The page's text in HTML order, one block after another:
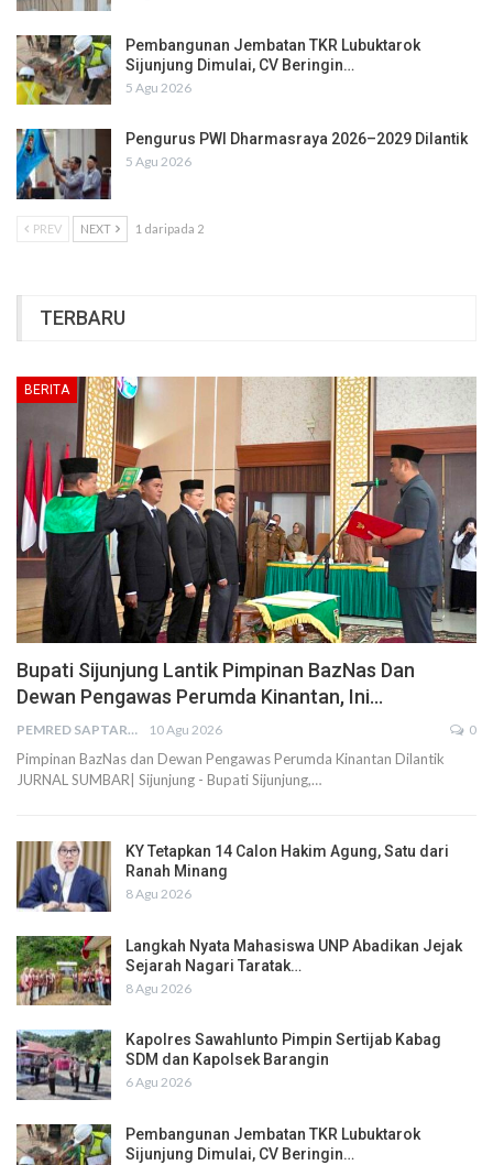
Pembangunan Jembatan TKR Lubuktarok
Sijunjung Dimulai, CV Beringin…
5 Agu 2026
Pengurus PWI Dharmasraya 2026–2029 Dilantik
5 Agu 2026
PREV NEXT 1 daripada 2
TERBARU
BERITA
Bupati Sijunjung Lantik Pimpinan BazNas Dan
Dewan Pengawas Perumda Kinantan, Ini…
PEMRED SAPTARIUS 10 Agu 2026 0
Pimpinan BazNas dan Dewan Pengawas Perumda Kinantan Dilantik
JURNAL SUMBAR| Sijunjung - Bupati Sijunjung,…
KY Tetapkan 14 Calon Hakim Agung, Satu dari
Ranah Minang
8 Agu 2026
Langkah Nyata Mahasiswa UNP Abadikan Jejak
Sejarah Nagari Taratak…
8 Agu 2026
Kapolres Sawahlunto Pimpin Sertijab Kabag
SDM dan Kapolsek Barangin
6 Agu 2026
Pembangunan Jembatan TKR Lubuktarok
Sijunjung Dimulai, CV Beringin…